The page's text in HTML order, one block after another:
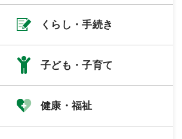
くらし・手続き
子ども・子育て
健康・福祉